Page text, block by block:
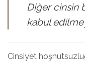
Diğer cinsin
kabul
Cinsiyet